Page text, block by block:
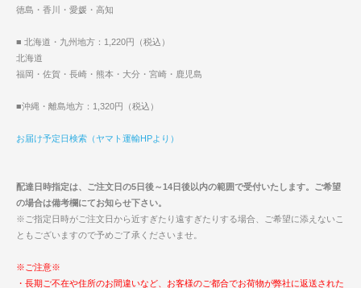
徳島・香川・愛媛・高知
■ 北海道・九州地方：1,220円（税込）
北海道
福岡・佐賀・長崎・熊本・大分・宮崎・鹿児島
■沖縄・離島地方：1,320円（税込）
お届け予定日検索（ヤマト運輸HPより）
配達日時指定は、ご注文日の5日後～14日後以内の範囲で受付いたします。ご希望
の場合は備考欄にてお知らせ下さい。
※ご指定日時がご注文日から近すぎたり遠すぎたりする場合、ご希望に添えないこ
ともございますので予めご了承くださいませ。
※ご注意※
・長期ご不在や住所のお間違いなど、お客様のご都合でお荷物が弊社に返送された